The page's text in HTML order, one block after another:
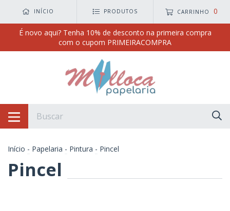
INÍCIO PRODUTOS CARRINHO 0
É novo aqui? Tenha 10% de desconto na primeira compra
com o cupom PRIMEIRACOMPRA
Início - Papelaria - Pintura - Pincel
Pincel